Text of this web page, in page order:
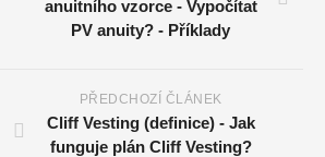
anuitního vzorce - Vypočítat
PV anuity? - Příklady
PŘEDCHOZÍ ČLÁNEK
Cliff Vesting (definice) - Jak
funguje plán Cliff Vesting?